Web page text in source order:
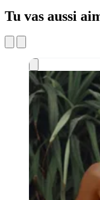
Tu vas aussi